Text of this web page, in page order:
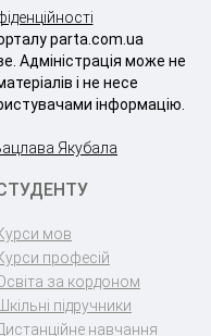
parta.com.ua
Адміністрація може не
і не несе
інформацію.
Якубала
мов
професій
за кордоном
Шкільні підручники
навчання